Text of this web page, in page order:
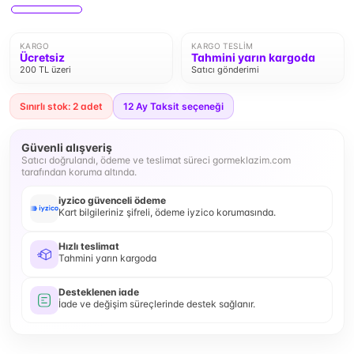
KARGO
Ücretsiz
200 TL üzeri
KARGO TESLIM
Tahmini yarın kargoda
Satıcı gönderimi
Sınırlı stok: 2 adet 12 Ay Taksit seçeneği
Güvenli alışveriş
Satıcı doğrulandı, ödeme ve teslimat süreci gormeklazim.com
tarafından koruma altında.
iyzico güvenceli ödeme
Kart bilgileriniz şifreli, ödeme iyzico korumasında.
Hızlı teslimat
Tahmini yarın kargoda
Desteklenen iade
İade ve değişim süreçlerinde destek sağlanır.